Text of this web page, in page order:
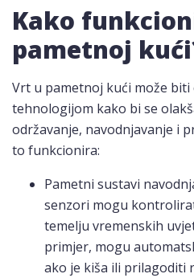
Kako
pametnoj
Vrt u pametnoj kući može
tehnologijom kako bi se
održavanje, navodnjavanje i
to funkcionira:
Pametni sustavi
senzori mogu
temelju vremenskih
primjer, mogu
ako je kiša ili prilagoditi